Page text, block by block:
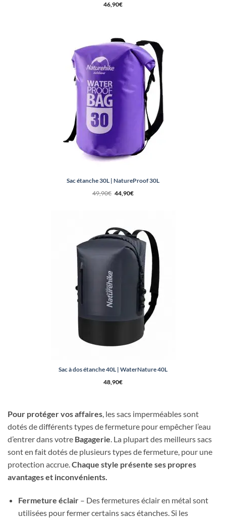
46,90€
Sac étanche 30L | NatureProof 30L
49,90€ Le
prix
44,90€Le
Sac à dos étanche 40L | WaterNature 40L
48,90€
Pour protéger vos affaires, les sacs imperméables sont
dotés de différents types de fermeture pour empêcher l’eau
d’entrer dans votre Bagagerie. La plupart des meilleurs sacs
sont en fait dotés de plusieurs types de fermeture, pour une
protection accrue.Chaque style présente ses propres
avantages et inconvénients.
Fermeture éclair– Des fermetures éclair en métal sont
utilisées pour fermer certains sacs étanches. Si les